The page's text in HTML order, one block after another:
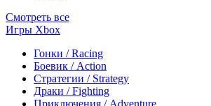
Смотреть все
Игры Xbox
Гонки / Racing
Боевик / Action
Стратегии / Strategy
Драки / Fighting
Приключения / Adventure